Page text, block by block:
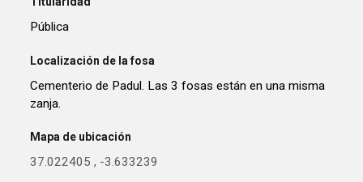
Pública
Localización de la fosa
Cementerio de Padul. Las 3 fosas están en una misma
zanja.
Mapa de ubicación
37.022405 , -3.633239